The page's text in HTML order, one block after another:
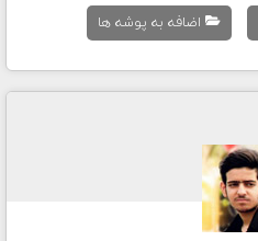
اضافه به پوشه ها